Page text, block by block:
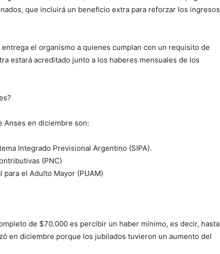
que
que incluirá un beneficio extra para reforzar los ingresos
el organismo a quienes cumplan con un requisito de
estará acreditado junto a los haberes mensuales de los
Anses en diciembre son:
Integrado Previsional Argentino (SIPA).
(PNC)
el Adulto Mayor (PUAM)
de $70.000 es percibir un haber mínimo, es decir, hasta
en diciembre porque los jubilados tuvieron un aumento del